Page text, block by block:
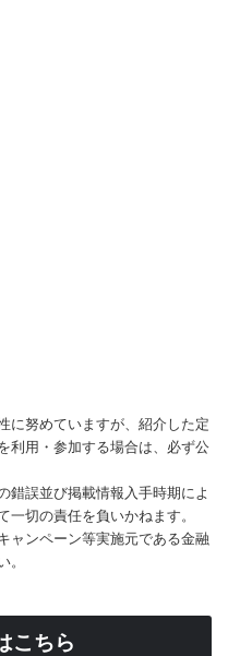
に努めていますが、紹介した定
利用・参加する場合は、必ず公
錯誤並び掲載情報入手時期によ
切の責任を負いかねます。
ャンペーン等実施元である金融
こちら